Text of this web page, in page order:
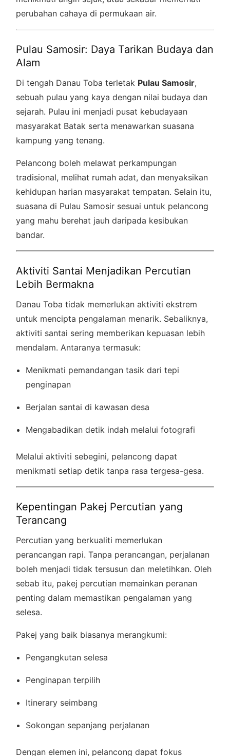
perubahan cahaya di permukaan air.
Pulau Samosir: Daya Tarikan Budaya dan
Alam
Di tengah Danau Toba terletak Pulau Samosir,
sebuah pulau yang kaya dengan nilai budaya dan
sejarah. Pulau ini menjadi pusat kebudayaan
masyarakat Batak serta menawarkan suasana
kampung yang tenang.
Pelancong boleh melawat perkampungan
tradisional, melihat rumah adat, dan menyaksikan
kehidupan harian masyarakat tempatan. Selain itu,
suasana di Pulau Samosir sesuai untuk pelancong
yang mahu berehat jauh daripada kesibukan
bandar.
Aktiviti Santai Menjadikan Percutian
Lebih Bermakna
Danau Toba tidak memerlukan aktiviti ekstrem
untuk mencipta pengalaman menarik. Sebaliknya,
aktiviti santai sering memberikan kepuasan lebih
mendalam. Antaranya termasuk:
Menikmati pemandangan tasik dari tepi
penginapan
Berjalan santai di kawasan desa
Mengabadikan detik indah melalui fotografi
Melalui aktiviti sebegini, pelancong dapat
menikmati setiap detik tanpa rasa tergesa-gesa.
Kepentingan Pakej Percutian yang
Terancang
Percutian yang berkualiti memerlukan
perancangan rapi. Tanpa perancangan, perjalanan
boleh menjadi tidak tersusun dan meletihkan. Oleh
sebab itu, pakej percutian memainkan peranan
penting dalam memastikan pengalaman yang
selesa.
Pakej yang baik biasanya merangkumi:
Pengangkutan selesa
Penginapan terpilih
Itinerary seimbang
Sokongan sepanjang perjalanan
Dengan elemen ini, pelancong dapat fokus